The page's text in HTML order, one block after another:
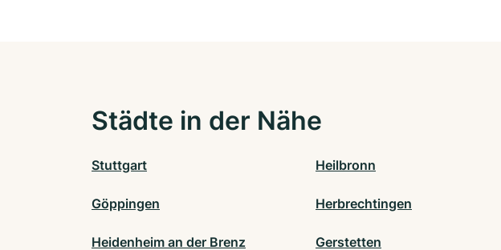
Städte in der Nähe
Stuttgart Heilbronn
Göppingen Herbrechtingen
Heidenheim an der Brenz Gerstetten